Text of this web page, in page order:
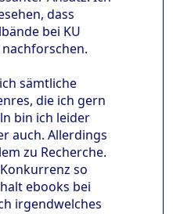
dass
bei KU
sämtliche
die ich gern
bin ich leider
auch. Allerdings
zu Recherche.
so
ebooks bei
irgendwelches